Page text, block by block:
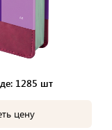
1285 шт
цену